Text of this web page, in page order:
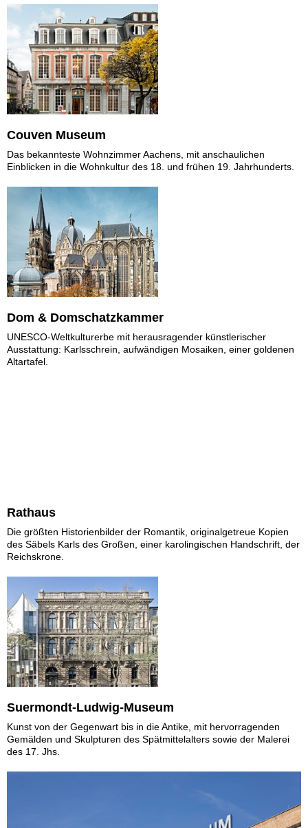
Couven Museum
Das bekannteste Wohnzimmer Aachens, mit anschaulichen
Einblicken in die Wohnkultur des 18. und frühen 19. Jahrhunderts.
Dom & Domschatzkammer
UNESCO-Weltkulturerbe mit herausragender künstlerischer
Ausstattung: Karlsschrein, aufwändigen Mosaiken, einer goldenen
Altartafel.
Rathaus
Die größten Historienbilder der Romantik, originalgetreue Kopien
des Säbels Karls des Großen, einer karolingischen Handschrift, der
Reichskrone.
Suermondt-Ludwig-Museum
Kunst von der Gegenwart bis in die Antike, mit hervorragenden
Gemälden und Skulpturen des Spätmittelalters sowie der Malerei
des 17. Jhs.